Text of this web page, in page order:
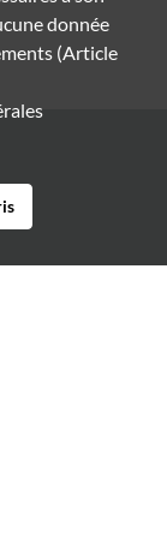
donnée
(Article